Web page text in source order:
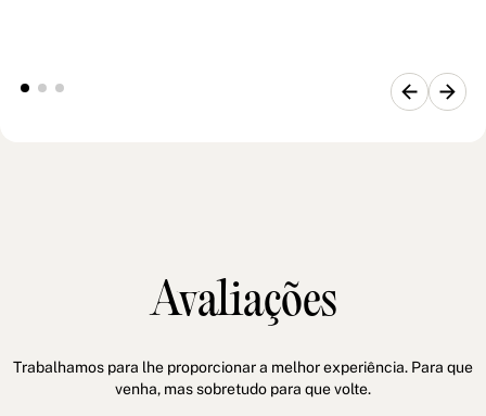
Avaliações
Trabalhamos para lhe proporcionar a melhor experiência. Para que
venha, mas sobretudo para que volte.